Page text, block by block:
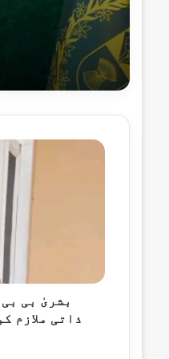
2 گھنٹے پہلے
پاکستان
بلوچستان
اسحاق ڈار
ب
ک
بشریٰ بی
ذاتی ملازم